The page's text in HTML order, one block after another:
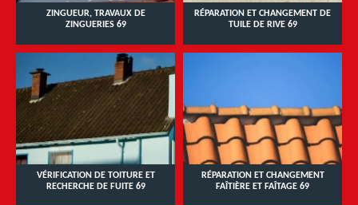
ZINGUEUR, TRAVAUX DE
ZINGUERIES 69
RÉPARATION ET CHANGEMENT DE
TUILE DE RIVE 69
VÉRIFICATION DE TOITURE ET
RECHERCHE DE FUITE 69
RÉPARATION ET CHANGEMENT
FAÎTIÈRE ET FAÎTAGE 69